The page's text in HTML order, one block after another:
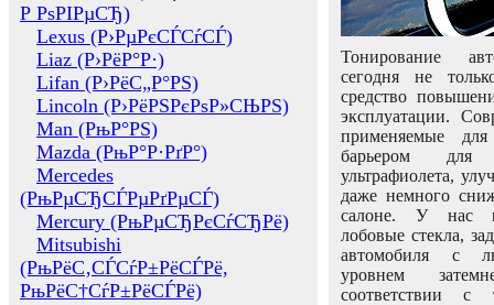
Р РѕРІРµСЂ)
Lexus (Р›РµРєСЃСѓСЃ)
Liaz (Р›РёР°Р·)
Lifan (Р›РёС„Р°РЅ)
Lincoln (Р›РёРЅРєРѕР»СЊРЅ)
Man (РњР°РЅ)
Mazda (РњР°Р·РґР°)
Mercedes
(РњРµСЂСЃРµРґРµСЃ)
Mercury (РњРµСЂРєСѓСЂРё)
Mitsubishi
(РњРёС‚СЃСѓР±РёСЃРё,
РњРёС†СѓР±РёСЃРё)
Тонирование
сегодня не
средство
эксплуатации.
применяемые
барьером для
ультрафиолета,
даже немного
салоне. У нас
лобовые стекла,
автомобиля с
уровнем
соответствии с